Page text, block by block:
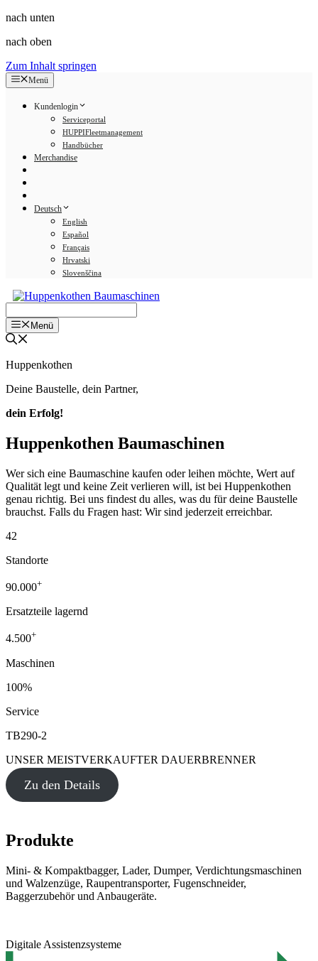
nach unten
nach oben
Zum Inhalt springen
Menü
Kundenlogin
Serviceportal
HUPPIFleetmanagement
Handbücher
Merchandise
Deutsch
English
Español
Français
Hrvatski
Slovenščina
Menü
Huppenkothen
Deine Baustelle, dein Partner,
dein Erfolg!
Huppenkothen Baumaschinen
Wer sich eine Baumaschine kaufen oder leihen möchte, Wert auf
Qualität legt und keine Zeit verlieren will, ist bei Huppenkothen
genau richtig. Bei uns findest du alles, was du für deine Baustelle
brauchst. Falls du Fragen hast: Wir sind jederzeit erreichbar.
42
Standorte
90.000+
Ersatzteile lagernd
4.500+
Maschinen
100%
Service
TB290-2
UNSER MEISTVERKAUFTER DAUERBRENNER
Zu den Details
Produkte
Mini- & Kompaktbagger, Lader, Dumper, Verdichtungsmaschinen
und Walzenzüge, Raupentransporter, Fugenschneider,
Baggerzubehör und Anbaugeräte.
Digitale Assistenzsysteme